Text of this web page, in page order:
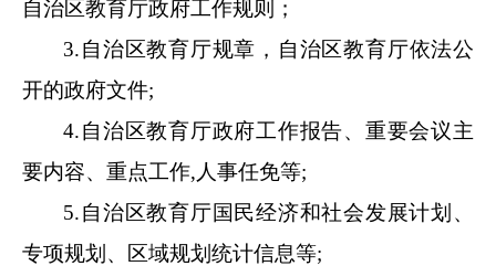
自治区教育厅政府工作规则
；
3.自治区教育厅规章， 自治区教育厅依法公
开的政府文件;
4.自治区教育厅政府工作报告、重要会议主
要内容、重点工作,人事任免等;
5.自治区教育厅国民经济和社会发展计划、
专项规划、区域规划统计信息等;